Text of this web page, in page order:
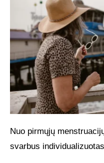
Nuo pirmųjų
svarbus